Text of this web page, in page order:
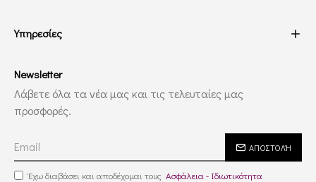
Υπηρεσίες
Newsletter
Λάβετε όλα τα νέα μας και τις τελευταίες μας
προσφορές.
ΑΠΟΣΤΟΛΉ
Έχω διαβάσει και αποδέχομαι τους Ασφάλεια - Ιδιωτικότητα